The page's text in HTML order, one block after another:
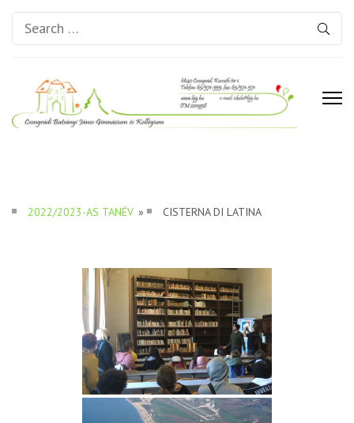
Search
for:
2022/2023-AS TANÉV » CISTERNA DI LATINA